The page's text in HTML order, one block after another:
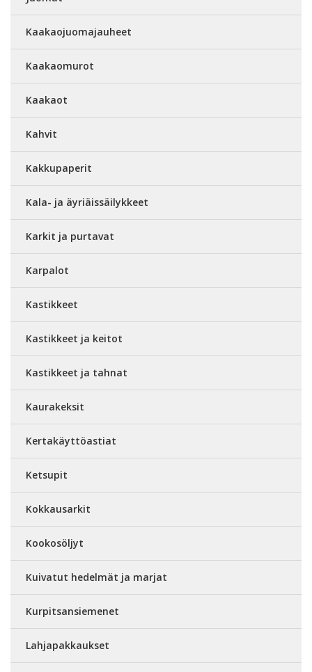
Kaakaojuomajauheet
Kaakaomurot
Kaakaot
Kahvit
Kakkupaperit
Kala- ja äyriäissäilykkeet
Karkit ja purtavat
Karpalot
Kastikkeet
Kastikkeet ja keitot
Kastikkeet ja tahnat
Kaurakeksit
Kertakäyttöastiat
Ketsupit
Kokkausarkit
Kookosöljyt
Kuivatut hedelmät ja marjat
Kurpitsansiemenet
Lahjapakkaukset